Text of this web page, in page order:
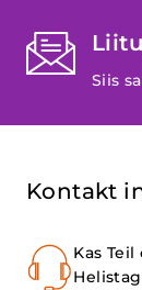
Siis
Kontakt
Kas